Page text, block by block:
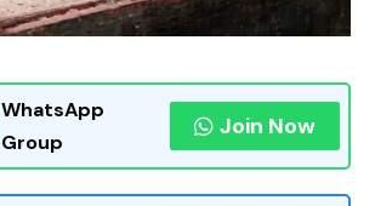
WhatsApp
Group
Join Now